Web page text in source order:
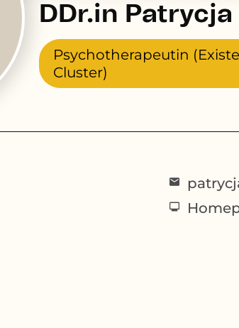
DDr.in
Psychotherapeutin
Cluster)